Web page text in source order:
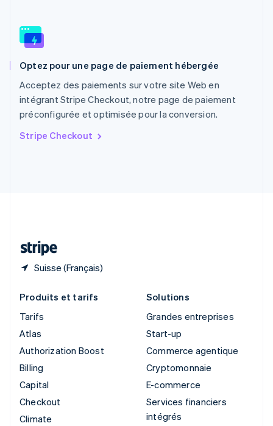
Optez pour une page de paiement hébergée
Acceptez des paiements sur votre site Web en
intégrant Stripe Checkout, notre page de paiement
préconfigurée et optimisée pour la conversion.
Stripe Checkout
Suisse (Français)
République tchèque
English
English
Royaume-Uni
English
Singapour
English简体中文
English
Produits et tarifs
Tarifs
Atlas
Authorization Boost
Billing
Capital
Checkout
Climate
Solutions
Grandes entreprises
Start-up
Commerce agentique
Cryptomonnaie
E-commerce
Services financiers
intégrés